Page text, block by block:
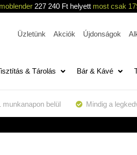
227 240 Ft helyett most csak
Üzletünk Akciók Újdonságok
& Tárolás Bár & Kávé
munkanapon belül Mindig a